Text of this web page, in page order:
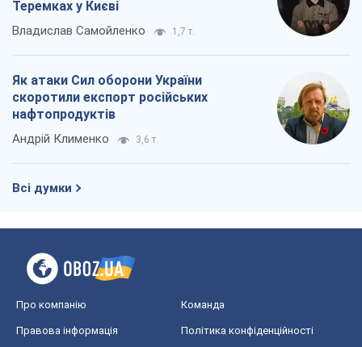
Теремках у Києві
Владислав Самойленко 1,7 т.
Як атаки Сил оборони України
скоротили експорт російських
нафтопродуктів
Андрій Клименко 3,6 т.
Всі думки
Про компанію Команда
Правова інформація Політика конфіденційності